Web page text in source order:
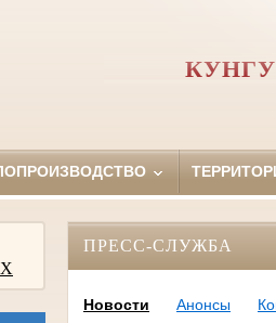
ПРЕСС-СЛУЖБА
Новости Анонсы